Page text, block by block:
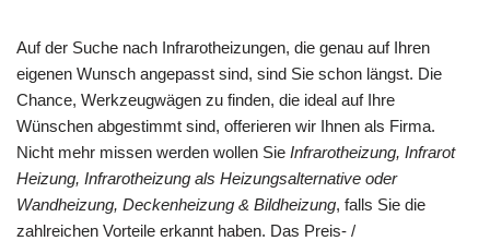
Auf der Suche nach Infrarotheizungen, die genau auf Ihren
eigenen Wunsch angepasst sind, sind Sie schon längst. Die
Chance, Werkzeugwägen zu finden, die ideal auf Ihre
Wünschen abgestimmt sind, offerieren wir Ihnen als Firma.
Nicht mehr missen werden wollen Sie Infrarotheizung, Infrarot
Heizung, Infrarotheizung als Heizungsalternative oder
Wandheizung, Deckenheizung & Bildheizung, falls Sie die
zahlreichen Vorteile erkannt haben. Das Preis- /